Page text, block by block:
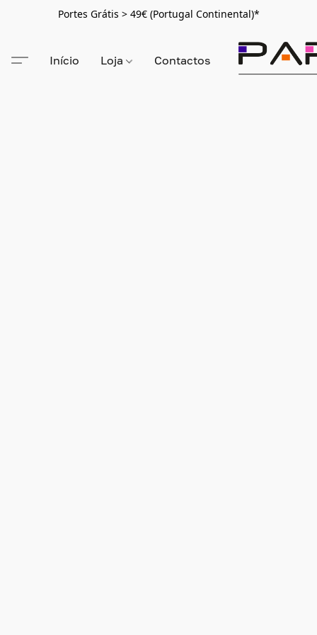
Portes Grátis > 49€ (Portugal Continental)*
Início Loja Contactos